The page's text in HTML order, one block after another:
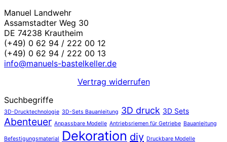
Manuel Landwehr
Assamstadter Weg 30
DE 74238 Krautheim
(+49) 0 62 94 / 222 00 12
(+49) 0 62 94 / 222 00 13
info@manuels-bastelkeller.de
Vertrag widerrufen
Suchbegriffe
3D-Drucktechnologie 3D-Sets Bauanleitung 3D druck 3D Sets
Abenteuer Anpassbare Modelle Antriebsriemen für Getriebe Bauanleitung
Befestigungsmaterial Dekoration diy Druckbare Modelle